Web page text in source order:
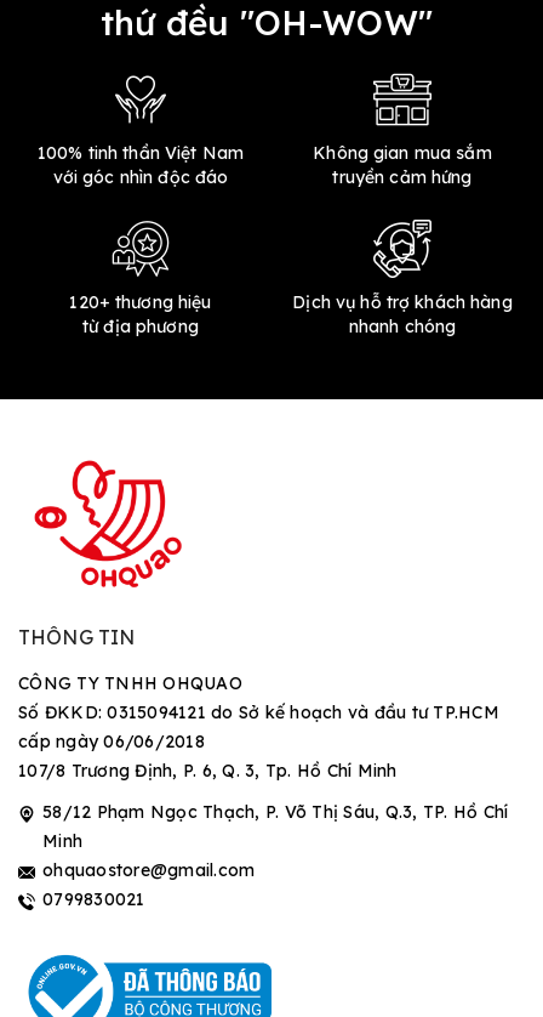
thứ đều "OH-WOW"
100% tinh thần Việt Nam
với góc nhìn độc đáo
Không gian mua sắm
truyền cảm hứng
120+ thương hiệu
từ địa phương
Dịch vụ hỗ trợ khách hàng
nhanh chóng
THÔNG TIN
CÔNG TY TNHH OHQUAO
Số ĐKKD: 0315094121 do Sở kế hoạch và đầu tư TP.HCM
cấp ngày 06/06/2018
107/8 Trương Định, P. 6, Q. 3, Tp. Hồ Chí Minh
58/12 Phạm Ngọc Thạch, P. Võ Thị Sáu, Q.3, TP. Hồ Chí
Minh
ohquaostore@gmail.com
0799830021